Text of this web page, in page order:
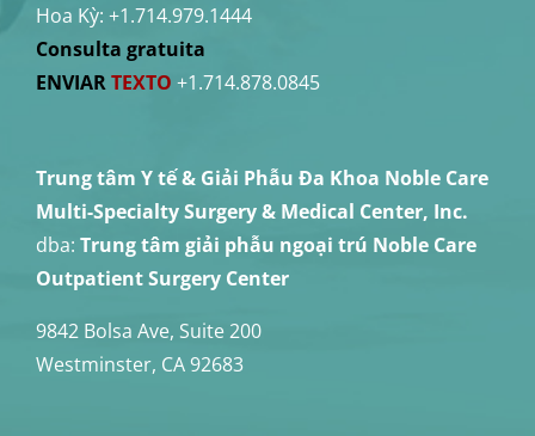
Hoa Kỳ: +1.714.979.1444
Consulta gratuita
ENVIARTEXTO +1.714.878.0845
Trung tâm Y tế & Giải Phẫu Đa Khoa Noble Care
Multi-Specialty Surgery & Medical Center, Inc.
dba: Trung tâm giải phẫu ngoại trú Noble Care
Outpatient Surgery Center
9842 Bolsa Ave, Suite 200
Westminster, CA 92683